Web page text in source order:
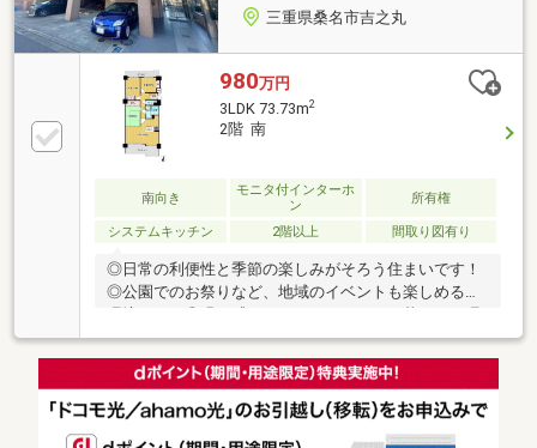
コメダ珈琲店 桑名中央通店：徒歩約2分（約100ｍ）・
ファ
三重県桑名市吉之丸
980万円
3LDK 73.73m2
2階 南
南向き
モニタ付インターホ
ン
所有権
システムキッチン 2階以上 間取り図有り
◎日常の利便性と季節の楽しみがそろう住まいです！
◎公園でのお祭りなど、地域のイベントも楽しめる住
境です！セブンイレブン桑名外堀店：約 697mスーパ
ー（全日食チェーン）スーパーしばしょう：約 714m
スギドラッグ 桑名東店：約 921mスーパーF☆MART：
約 924m立教小学校：約400ｍ